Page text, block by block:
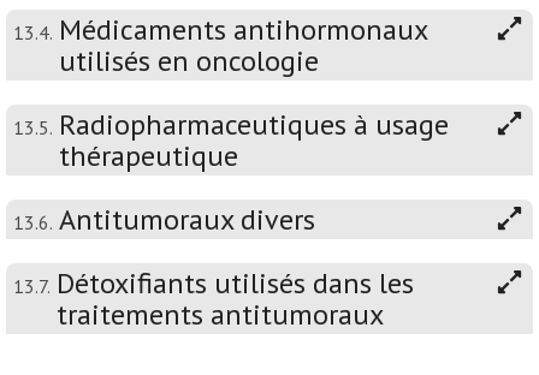
13.4. Médicaments antihormonaux
utilisés en oncologie
13.5. Radiopharmaceutiques à usage
thérapeutique
13.6. Antitumoraux divers
13.7. Détoxifiants utilisés dans les
traitements antitumoraux